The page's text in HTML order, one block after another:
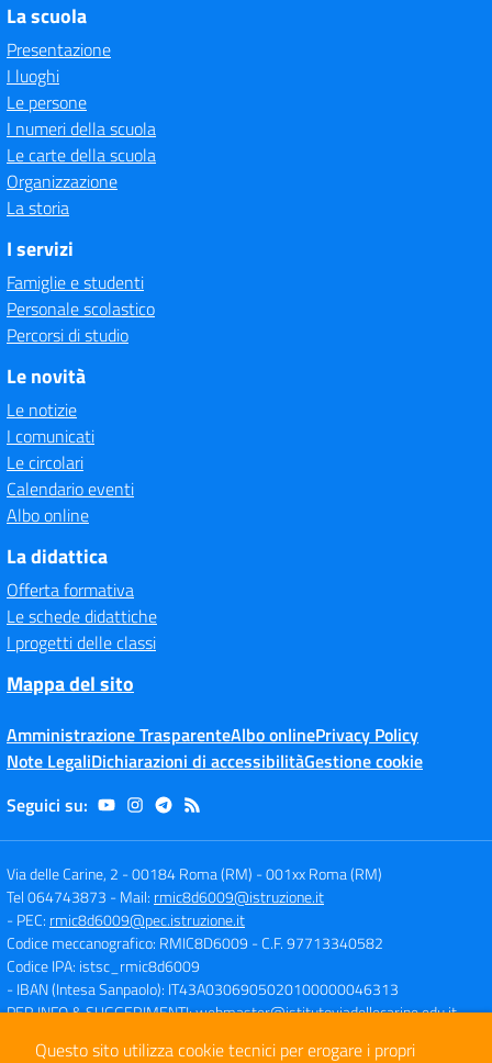
La scuola
Presentazione
I luoghi
Le persone
I numeri della scuola
Le carte della scuola
Organizzazione
La storia
I servizi
Famiglie e studenti
Personale scolastico
Percorsi di studio
Le novità
Le notizie
I comunicati
Le circolari
Calendario eventi
Albo online
La didattica
Offerta formativa
Le schede didattiche
I progetti delle classi
Mappa del sito
Amministrazione TrasparenteAlbo onlinePrivacy Policy
Note LegaliDichiarazioni di accessibilitàGestione cookie
Seguici su:
Via delle Carine, 2 - 00184 Roma (RM) -001xx Roma (RM)
Tel 064743873 - Mail: rmic8d6009@istruzione.it
- PEC: rmic8d6009@pec.istruzione.it
Codice meccanografico: RMIC8D6009 - C.F. 97713340582
Codice IPA: istsc_rmic8d6009
- IBAN (Intesa Sanpaolo): IT43A0306905020100000046313
PER INFO & SUGGERIMENTI:webmaster@istitutoviadellecarine.edu.it
Questo sito utilizza cookie tecnici per erogare i propri